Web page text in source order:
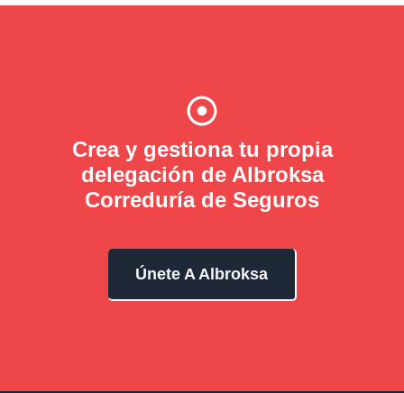
Crea y gestiona tu propia
delegación de Albroksa
Correduría de Seguros
Únete A Albroksa